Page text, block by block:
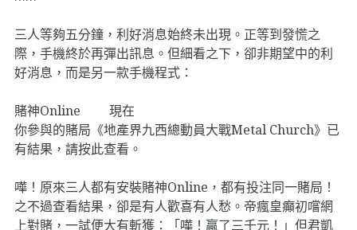
三人等夠五分鐘，利好消息始終未出現。正等到發慌之
際，手機終於再彈出訊息。但細看之下，卻非期望中的利
好消息，而是另一款手機程式：
賭神Online 現在
你參與的賭局《地產界九西總動員大戰Metal Church》已
有結果，請按此查看。
嘩！原來三人都有安裝賭神Online，都有投注同一賭局！
之不過查看結果，卻是有人歡喜有人愁。帝瘋皇癲初嚐網
上對賭，一試便大有斬獲：「嘩！贏了三千元！」但君凱